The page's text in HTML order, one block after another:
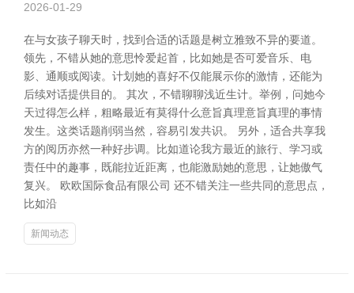
2026-01-29
在与女孩子聊天时，找到合适的话题是树立雅致不异的要道。
领先，不错从她的意思怜爱起首，比如她是否可爱音乐、电
影、通顺或阅读。计划她的喜好不仅能展示你的激情，还能为
后续对话提供目的。 其次，不错聊聊浅近生计。举例，问她今
天过得怎么样，粗略最近有莫得什么意旨真理意旨真理的事情
发生。这类话题削弱当然，容易引发共识。 另外，适合共享我
方的阅历亦然一种好步调。比如道论我方最近的旅行、学习或
责任中的趣事，既能拉近距离，也能激励她的意思，让她傲气
复兴。 欧欧国际食品有限公司 还不错关注一些共同的意思点，
比如沿
新闻动态